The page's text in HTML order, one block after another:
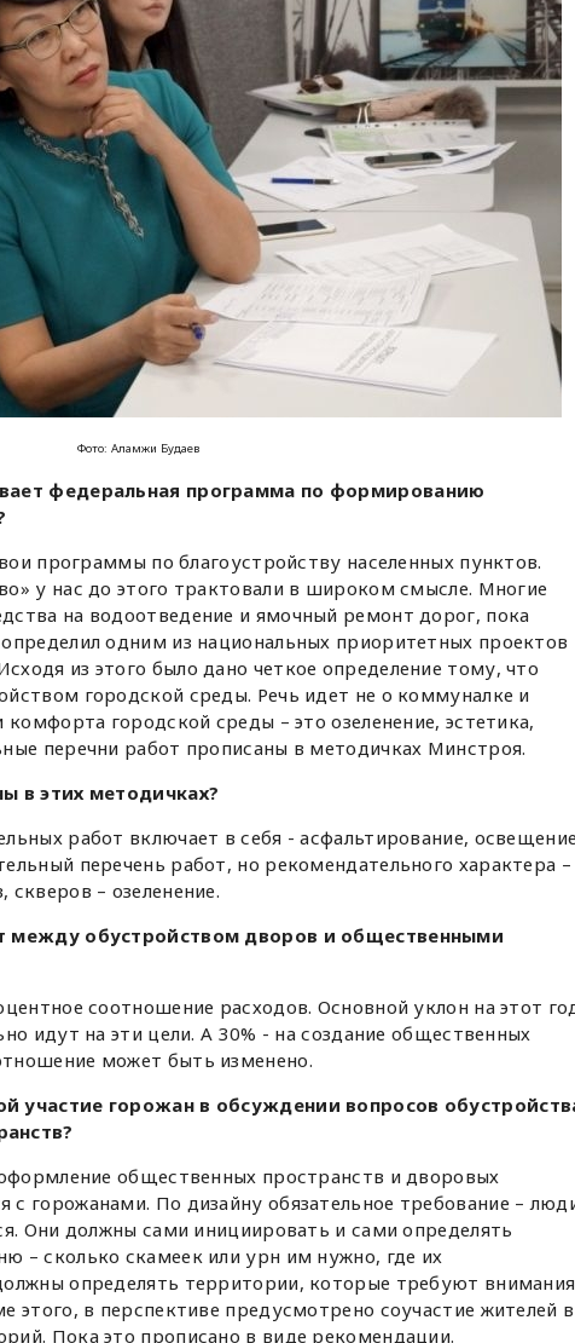
Фото: Аламжи Будаев
федеральная программа по формированию
программы по благоустройству населенных пунктов.
у нас до этого трактовали в широком смысле. Многие
на водоотведение и ямочный ремонт дорог, пока
одним из национальных приоритетных проектов
из этого было дано четкое определение тому, что
городской среды. Речь идет не о коммуналке и
городской среды – это озеленение, эстетика,
перечни работ прописаны в методичках Минстроя.
в этих методичках?
работ включает в себя - асфальтирование,
перечень работ, но рекомендательного характера –
– озеленение.
между обустройством дворов и общественными
соотношение расходов. Основной уклон на этот
идут на эти цели. А 30% - на создание общественных
может быть изменено.
участие горожан в обсуждении вопросов
общественных пространств и дворовых
горожанами. По дизайну обязательное требование –
Они должны сами инициировать и сами определять
– сколько скамеек или урн им нужно, где их
определять территории, которые требуют внимания
этого, в перспективе предусмотрено соучастие жителей в
Пока это прописано в виде рекомендации.